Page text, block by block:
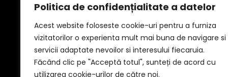
Politica de confidențialitate a datelor
Acest website foloseste cookie-uri pentru a furniza
vizitatorilor o experienta mult mai buna de navigare si
servicii adaptate nevoilor si interesului fiecaruia.
Făcând clic pe "Acceptă totul", sunteți de acord cu
utilizarea cookie-urilor de către noi.
© 2026